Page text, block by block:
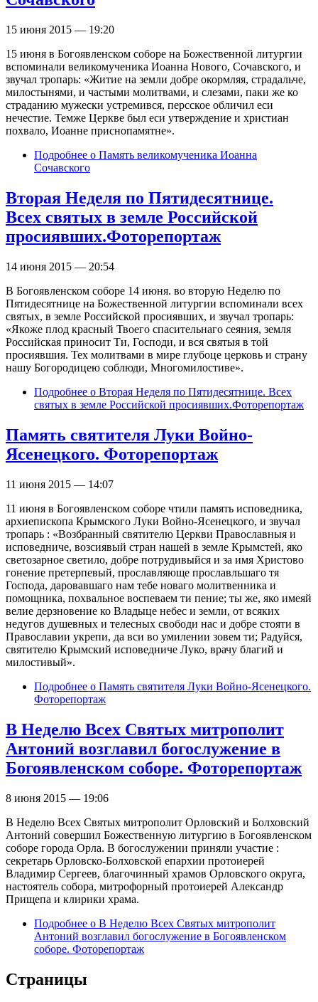
15 июня 2015 — 19:20
15 июня в Богоявленском соборе на Божественной литургии
вспоминали великомученика Иоанна Нового, Сочавского, и
звучал тропарь: «Житие на земли добре окормляя, страдальче,
милостынями, и частыми молитвами, и слезами, паки же ко
страданию мужески устремився, персское обличил еси
нечестие. Темже Церкве был еси утверждение и христиан
похвало, Иоанне приснопамятне».
Подробнее о Память великомученика Иоанна
Сочавского
Вторая Неделя по Пятидесятнице.
Всех святых в земле Российской
просиявших.Фоторепортаж
14 июня 2015 — 20:54
В Богоявленском соборе 14 июня. во вторую Неделю по
Пятидесятнице на Божественной литургии вспоминали всех
святых, в земле Российской просиявших, и звучал тропарь:
«Якоже плод красный Твоего спасительнаго сеяния, земля
Российская приносит Ти, Господи, и вся святыя в той
просиявшия. Тех молитвами в мире глубоце церковь и страну
нашу Богородицею соблюди, Многомилостиве».
Подробнее о Вторая Неделя по Пятидесятнице. Всех
святых в земле Российской просиявших.Фоторепортаж
Память святителя Луки Войно-
Ясенецкого. Фоторепортаж
11 июня 2015 — 14:07
11 июня в Богоявленском соборе чтили память исповедника,
архиепископа Крымского Луки Войно-Ясенецкого, и звучал
тропарь : «Возбранный святителю Церкви Православныя и
исповедниче, возсиявый стран нашей в земле Крымстей, яко
светозарное светило, добре потрудивыйся и за имя Христово
гонение претерпевый, прославляюще прославльшаго тя
Господа, даровавшаго нам тебе новаго молитвенника и
помощника, похвальное воспеваем ти пение; ты же, яко имеяй
велие дерзновение ко Владыце небес и земли, от всяких
недугов душевных и телесных свободи нас и добре стояти в
Православии укрепи, да вси во умилении зовем ти; Радуйся,
святителю Крымский исповедниче Луко, врачу благий и
милостивый».
Подробнее о Память святителя Луки Войно-Ясенецкого.
Фоторепортаж
В Неделю Всех Святых митрополит
Антоний возглавил богослужение в
Богоявленском соборе. Фоторепортаж
8 июня 2015 — 19:06
В Неделю Всех Святых митрополит Орловский и Болховский
Антоний совершил Божественную литургию в Богоявленском
соборе города Орла. В богослужении приняли участие :
секретарь Орловско-Болховской епархии протоиерей
Владимир Сергеев, благочинный храмов Орловского округа,
настоятель собора, митрофорный протоиерей Александр
Прищепа и клирики храма.
Подробнее о В Неделю Всех Святых митрополит
Антоний возглавил богослужение в Богоявленском
соборе. Фоторепортаж
Страницы